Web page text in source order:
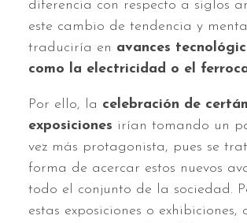
diferencia con respecto a siglos
este cambio de tendencia y
traduciría en avances
como la electricidad o el
Por ello, la celebración de
exposiciones irían tomando un
vez más protagonista, pues se
forma de acercar estos nuevos
todo el conjunto de la sociedad.
estas exposiciones o exhibiciones,